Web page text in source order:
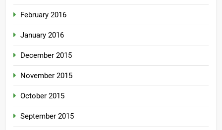
February 2016
January 2016
December 2015
November 2015
October 2015
September 2015